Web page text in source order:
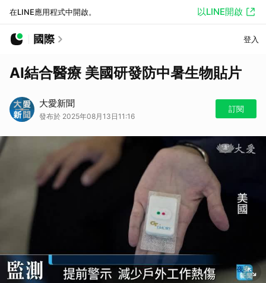
在LINE應用程式中開啟。 以LINE開啟
國際 登入
AI結合醫療 美國研發防中暑生物貼片
大愛新聞
發布於 2025年08月13日11:16
訂閱